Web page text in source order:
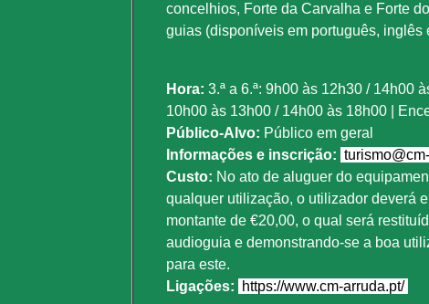
concelhios, Forte da Carvalha e Forte
guias (disponíveis em português, inglês
Hora: 3.ª a 6.ª: 9h00 às 12h30 / 14h00
10h00 às 13h00 / 14h00 às 18h00 |
Público-Alvo: Público em geral
Informações e inscrição:
Custo: No ato de aluguer do
qualquer utilização, o utilizador deverá
montante de €20,00, o qual será
audioguia e demonstrando-se a boa
para este.
Ligações:
https://www.cm-arruda.pt/